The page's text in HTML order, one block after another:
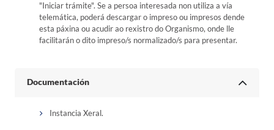
"Iniciar trámite". Se a persoa interesada non utiliza a vía
telemática, poderá descargar o impreso ou impresos dende
esta páxina ou acudir ao rexistro do Organismo, onde lle
facilitarán o dito impreso/s normalizado/s para presentar.
Documentación
Instancia Xeral.